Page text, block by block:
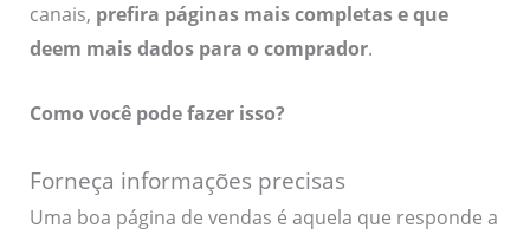
canais, prefira páginas mais completas e que
deem mais dados para o comprador.
Como você pode fazer isso?
Forneça informações precisas
Uma boa página de vendas é aquela que responde a